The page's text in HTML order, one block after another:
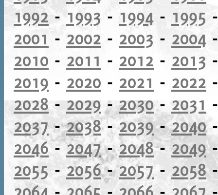
1992-1993 - 1994 - 1995
2001 - 2002 - 2003 - 2004
2010 - 2011 - 2012 - 2013
2019 - 2020 - 2021 - 2022
2028 - 2029 -2030- 2031
2037-2038-2039-2040
2046-2047-2048-2049
2055 - 2056-2057 - 2058